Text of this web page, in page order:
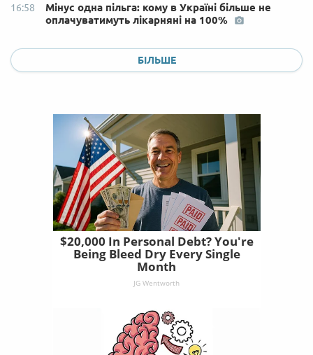
16:58
Мінус одна пільга: кому в Україні більше не
оплачуватимуть лікарняні на 100%
БІЛЬШЕ
$20,000 In Personal Debt? You're
Being Bleed Dry Every Single
Month
JG Wentworth